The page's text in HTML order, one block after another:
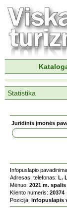
Statistika
Juridinis įmonės
Infopuslapio
Adresas, telefonas: L.
Mėnuo: 2021 m. spalis
Kliento numeris: 20374
Pozicija: Infopuslapis